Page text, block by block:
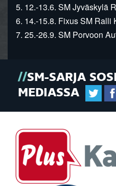
5. 12.-13.6. SM Jyväskylä
6. 14.-15.8. Fixus SM Ralli
7. 25.-26.9. SM Porvoon
SM-SARJA
MEDIASSA